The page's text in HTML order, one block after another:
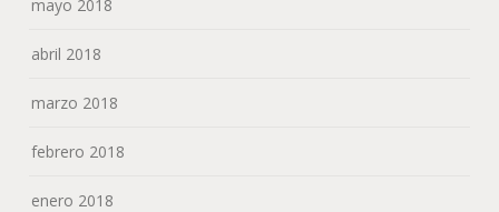
mayo 2018
abril 2018
marzo 2018
febrero 2018
enero 2018